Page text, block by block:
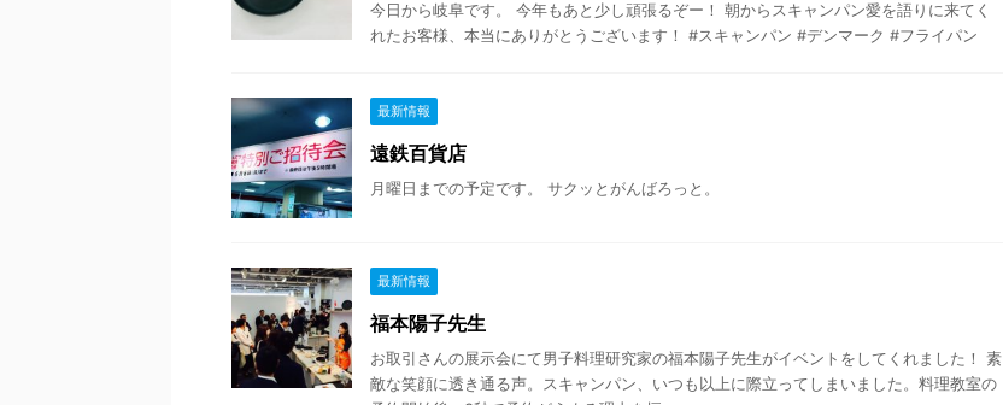
今日から岐阜です。 今年もあと少し頑張るぞー！ 朝からスキャンパン愛を語りに来てく
れたお客様、本当にありがとうございます！ #スキャンパン #デンマーク #フライパン
最新情報
遠鉄百貨店
月曜日までの予定です。 サクッとがんばろっと。
最新情報
福本陽子先生
お取引さんの展示会にて男子料理研究家の福本陽子先生がイベントをしてくれました！ 素
敵な笑顔に透き通る声。スキャンパン、いつも以上に際立ってしまいました。料理教室の